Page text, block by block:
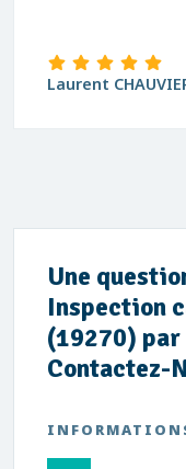
Laurent
Une
Inspection
(19270) par
Contactez-